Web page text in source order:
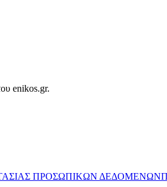
enikos.gr.
ΠΡΟΣΩΠΙΚΩΝ ΔΕΔΟΜΕΝΩΝ